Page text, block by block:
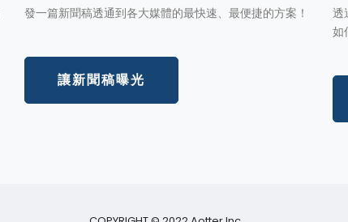
發一篇新聞稿透通到各大媒體的最快速、最便捷的方案！
讓新聞稿曝光
透
如